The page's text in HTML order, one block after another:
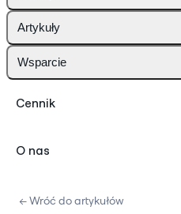
Artykuły
Wsparcie
Cennik
O nas
← Wróć do artykułów